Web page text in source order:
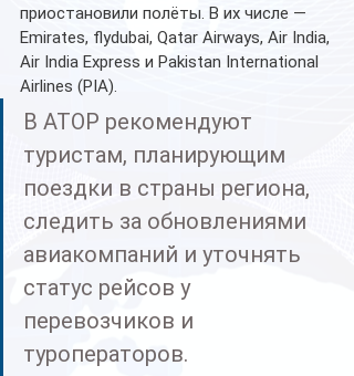
приостановили полёты. В их числе —
Emirates, flydubai, Qatar Airways, Air India,
Air India Express и Pakistan International
Airlines (PIA).
В АТОР рекомендуют
туристам, планирующим
поездки в страны региона,
следить за обновлениями
авиакомпаний и уточнять
статус рейсов у
перевозчиков и
туроператоров.